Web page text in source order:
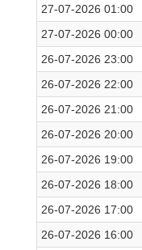
27-07-2026 01:00
27-07-2026 00:00
26-07-2026 23:00
26-07-2026 22:00
26-07-2026 21:00
26-07-2026 20:00
26-07-2026 19:00
26-07-2026 18:00
26-07-2026 17:00
26-07-2026 16:00